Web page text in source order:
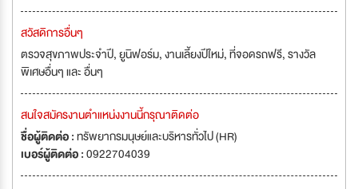
สวัสดิการอื่นๆ
ตรวจสุขภาพประจำปี, ยูนิฟอร์ม, งานเลี้ยงปีใหม่, ที่จอดรถฟรี, รางวัล
พิเศษอื่นๆ และ อื่นๆ
สนใจสมัครงานตำแหน่งงานนี้กรุณาติดต่อ
ชื่อผู้ติดต่อ :ทรัพยากรมนุษย์และบริหารทั่วไป (HR)
เบอร์ผู้ติดต่อ :0922704039